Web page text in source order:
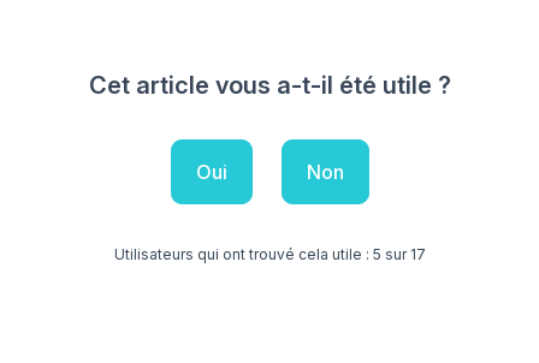
Cet article vous a-t-il été utile ?
Oui Non
Utilisateurs qui ont trouvé cela utile : 5 sur 17